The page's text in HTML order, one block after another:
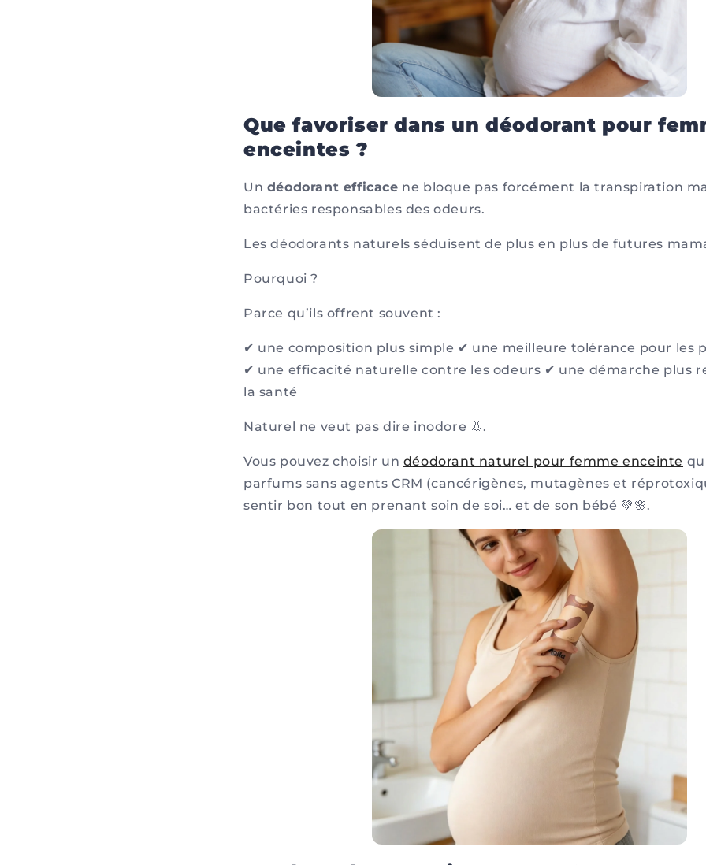
Que favoriser dans un déodorant pour
enceintes ?
Un déodorant efficace ne bloque pas forcément la transpiration
bactéries responsables des odeurs.
Les déodorants naturels séduisent de plus en plus de futures
Pourquoi ?
Parce qu’ils offrent souvent :
✔ une composition plus simple ✔ une meilleure tolérance pour les
✔ une efficacité naturelle contre les odeurs ✔ une démarche plus
la santé
Naturel ne veut pas dire inodore 👃.
Vous pouvez choisir un déodorant naturel pour femme enceinte
parfums sans agents CRM (cancérigènes, mutagènes et
sentir bon tout en prenant soin de soi… et de son bébé 💚🌸.